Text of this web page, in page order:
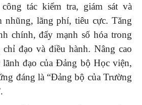
tác kiểm tra, giám sát và
nhũng, lãng phí, tiêu cực. Tăng
chính, đẩy mạnh số hóa trong
đạo và điều hành. Nâng cao
đạo của Đảng bộ Học viện,
đáng là “Đảng bộ của Trường